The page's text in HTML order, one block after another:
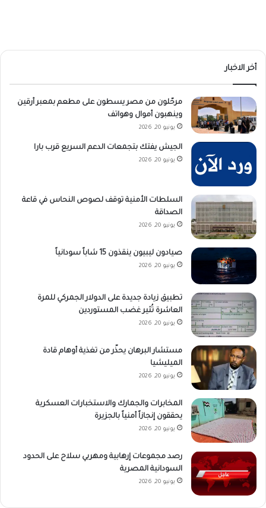
أخر الاخبار
مرحّلون من مصر يسطون على مطعم بمعبر أرقين
وينهبون أموال وهواتف
يونيو 20, 2026
الجيش يفتك بتجمعات الدعم السريع قرب بارا
يونيو 20, 2026
السلطات الأمنية توقف لصوص النحاس في قاعة
الصداقة
يونيو 20, 2026
صيادون ليبيون ينقذون 15 شاباً سودانياً
يونيو 20, 2026
تطبيق زيادة جديدة على الدولار الجمركي للمرة
العاشرة تُثير غضب المستوردين
يونيو 20, 2026
مستشار البرهان يحذّر من تغذية أوهام قادة
الميليشيا
يونيو 20, 2026
المخابرات والجمارك والاستخبارات العسكرية
يحققون إنجازاً أمنياً بالجزيرة
يونيو 20, 2026
رصد مجموعات إرهابية ومهربي سلاح على الحدود
السودانية المصرية
يونيو 20, 2026